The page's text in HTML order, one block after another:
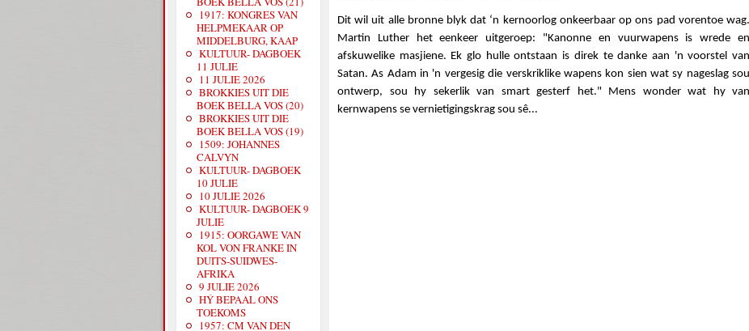
1917: KONGRES VAN
HELPMEKAAR OP
MIDDELBURG, KAAP
KULTUUR- DAGBOEK
11 JULIE
11 JULIE 2026
BROKKIES UIT DIE
BOEK BELLA VOS (20)
BROKKIES UIT DIE
BOEK BELLA VOS (19)
1509: JOHANNES
CALVYN
KULTUUR- DAGBOEK
10 JULIE
10 JULIE 2026
KULTUUR- DAGBOEK 9
JULIE
1915: OORGAWE VAN
KOL VON FRANKE IN
DUITS-SUIDWES-
AFRIKA
9 JULIE 2026
HÝ BEPAAL ONS
TOEKOMS
1957: CM VAN DEN
Dit wil uit alle bronne blyk dat ‘n kernoorlog onkeerbaar op ons pad vorentoe wag.
Martin Luther het eenkeer uitgeroep: "Kanonne en vuurwapens is wrede en
afskuwelike masjiene. Ek glo hulle ontstaan is direk te danke aan 'n voorstel van
Satan. As Adam in 'n vergesig die verskriklike wapens kon sien wat sy nageslag sou
ontwerp, sou hy sekerlik van smart gesterf het." Mens wonder wat hy van
kernwapens se vernietigingskrag sou sê...